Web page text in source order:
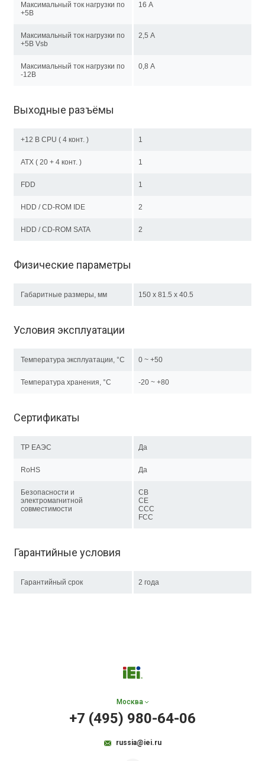
Максимальный ток нагрузки по
+5В
16 А
Максимальный ток нагрузки по
+5В Vsb
2,5 А
Максимальный ток нагрузки по
-12В
0,8 А
Выходные разъёмы
+12 В CPU ( 4 конт. ) 1
ATX ( 20 + 4 конт. ) 1
FDD 1
HDD / CD-ROM IDE 2
HDD / CD-ROM SATA 2
Физические параметры
Габаритные размеры, мм 150 x 81.5 x 40.5
Условия эксплуатации
Температура эксплуатации, °C 0 ~ +50
Температура хранения, °C -20 ~ +80
Сертификаты
ТР EAЭC Да
RoHS Да
Безопасности и
электромагнитной
совместимости
CB
CE
CСС
FCC
Гарантийные условия
Гарантийный срок 2 года
Москва
+7 (495) 980-64-06
russia@iei.ru